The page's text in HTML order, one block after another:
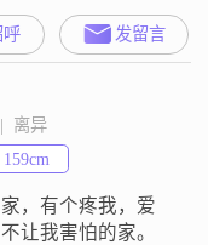
走到一起更是上天
和我的另一半畅
是我的亲人我希
爸妈孩子事事不
远。
呼 发留言
离异
159cm
，有个疼我，爱
让我害怕的家。